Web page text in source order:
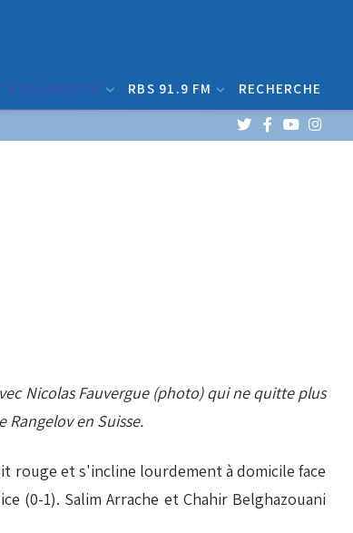
STRASBOURG RBS 91.9 FM RECHERCHE
Nicolas Fauvergue (photo) qui ne quitte plus
en Suisse.
rouge et s'incline lourdement à domicile face
(0-1). Salim Arrache et Chahir Belghazouani